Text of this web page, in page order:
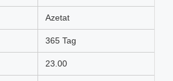
Azetat
365 Tag
23.00